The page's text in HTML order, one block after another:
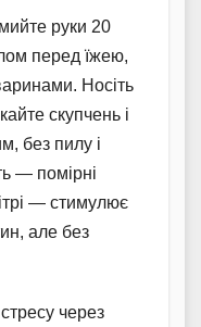
руки 20
перед їжею,
Носіть
скупчень і
без пилу і
— помірні
— стимулює
але без
через